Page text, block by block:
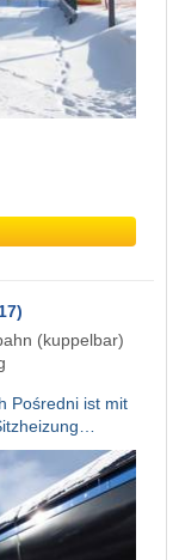
(kuppelbar)
Pośredni ist mit